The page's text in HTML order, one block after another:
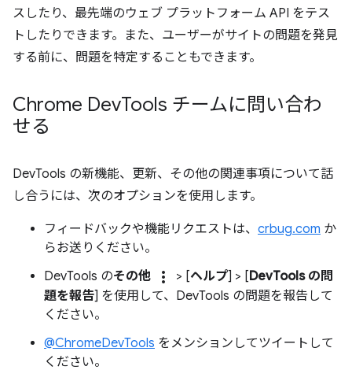
スしたり、最先端のウェブ プラットフォーム API をテス
トしたりできます。また、ユーザーがサイトの問題を発見
する前に、問題を特定することもできます。
Chrome DevTools チームに問い合わ
せる
DevTools の新機能、更新、その他の関連事項について話
し合うには、次のオプションを使用します。
フィードバックや機能リクエストは、 crbug.com か
らお送りください。
DevTools のその他 more_vert > [ヘルプ] > [DevTools の問
題を報告] を使用して、DevTools の問題を報告して
ください。
@ChromeDevTools をメンションしてツイートして
ください。